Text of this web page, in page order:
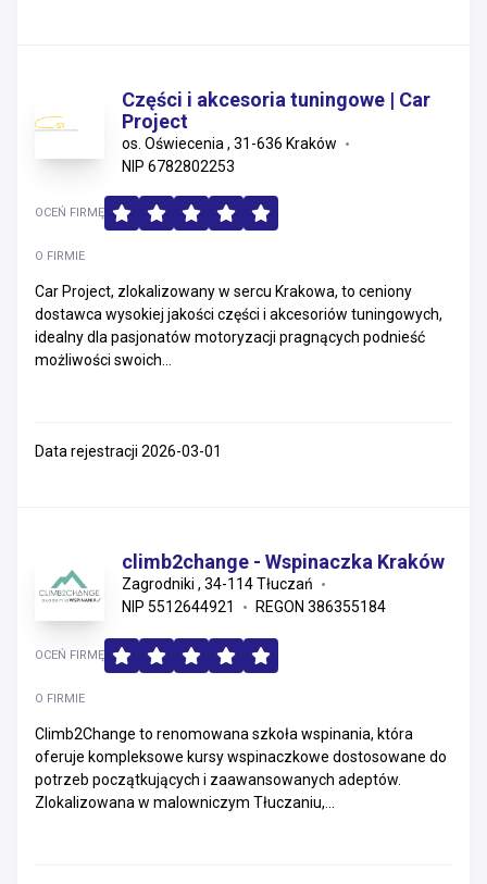
Części i akcesoria tuningowe | Car
Project
os. Oświecenia , 31-636 Kraków
NIP 6782802253
O FIRMIE
Car Project, zlokalizowany w sercu Krakowa, to ceniony
dostawca wysokiej jakości części i akcesoriów tuningowych,
idealny dla pasjonatów motoryzacji pragnących podnieść
możliwości swoich...
OCEŃ FIRMĘ
Data rejestracji 2026-03-01
climb2change - Wspinaczka Kraków
Zagrodniki , 34-114 Tłuczań
NIP 5512644921
REGON 386355184
O FIRMIE
Climb2Change to renomowana szkoła wspinania, która
oferuje kompleksowe kursy wspinaczkowe dostosowane do
potrzeb początkujących i zaawansowanych adeptów.
Zlokalizowana w malowniczym Tłuczaniu,...
OCEŃ FIRMĘ